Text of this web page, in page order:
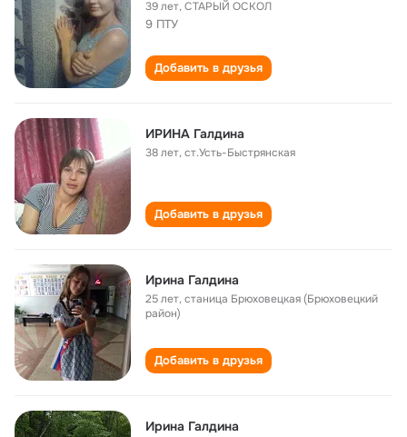
39 лет,СТАРЫЙ ОСКОЛ
9 ПТУ
Добавить в друзья
ИРИНА Галдина
38 лет,ст.Усть-Быстрянская
Добавить в друзья
Ирина Галдина
25 лет,станица Брюховецкая (Брюховецкий
район)
Добавить в друзья
Ирина Галдина